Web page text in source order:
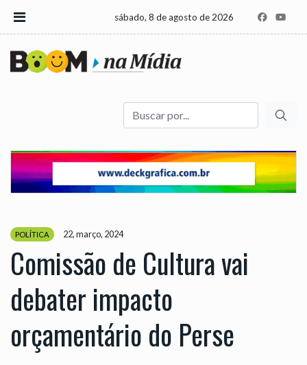
sábado, 8 de agosto de 2026
Buscar
POLÍTICA 22, março, 2024
Comissão de Cultura vai
debater impacto
orçamentário do Perse